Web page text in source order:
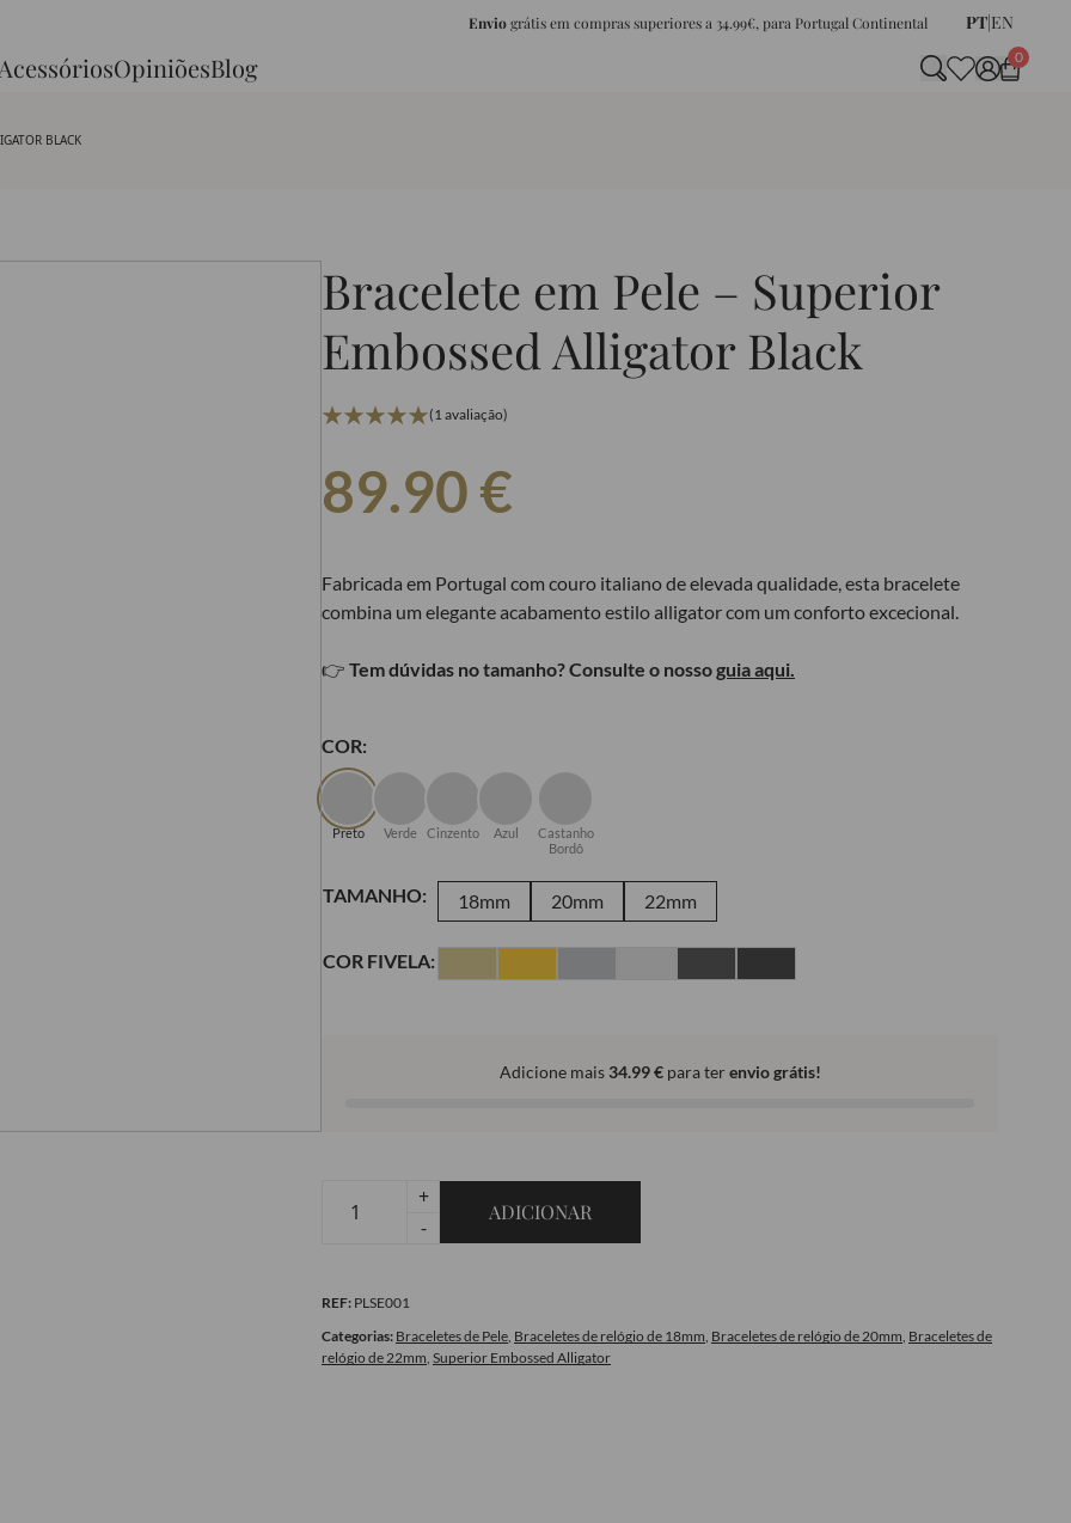
Enviográtis em compras superiores a 34.99€, para Portugal Continental PT|EN
AcessóriosOpiniõesBlog 0
BLACK
Bracelete em Pele – Superior
Embossed Alligator Black
(1 avaliação)
89.90€
Fabricada em Portugal com couro italiano de elevada qualidade, esta bracelete
combina um elegante acabamento estilo alligator com um conforto excecional.
👉 Tem dúvidas no tamanho? Consulte o nossoguia aqui.
COR:
Preto Verde Cinzento Azul
Castanho
Bordô
TAMANHO: 18mm 20mm 22mm
COR FIVELA:
Adicione mais 34.99€para terenvio grátis!
Quantidade
em
Pele
-
+
-
ADICIONAR
REF: PLSE001
Categorias: Braceletes de Pele, Braceletes de relógio de 18mm, Braceletes de relógio de 20mm, Braceletes de
relógio de 22mm, Superior Embossed Alligator